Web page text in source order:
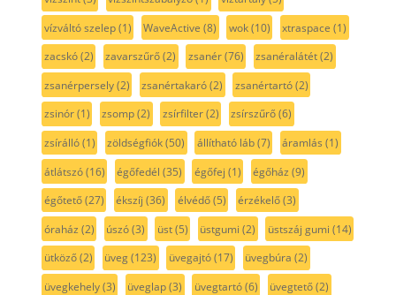
vízváltó szelep(1) WaveActive (8) wok(10) xtraspace (1)
zacskó(2) zavarszűrő(2) zsanér(76) zsanéralátét(2)
zsanérpersely(2) zsanértakaró(2) zsanértartó(2)
zsinór(1) zsomp(2) zsírfilter(2) zsírszűrő(6)
zsírálló(1) zöldségfiók(50) állítható láb(7) áramlás (1)
átlátszó(16) égőfedél (35) égőfej (1) égőház (9)
égőtető(27) ékszíj (36) élvédő(5) érzékelő(3)
óraház (2) úszó(3) üst(5) üstgumi (2) üstszáj gumi (14)
ütköző(2) üveg(123) üvegajtó(17) üvegbúra (2)
üvegkehely(3) üveglap(3) üvegtartó(6) üvegtető(2)